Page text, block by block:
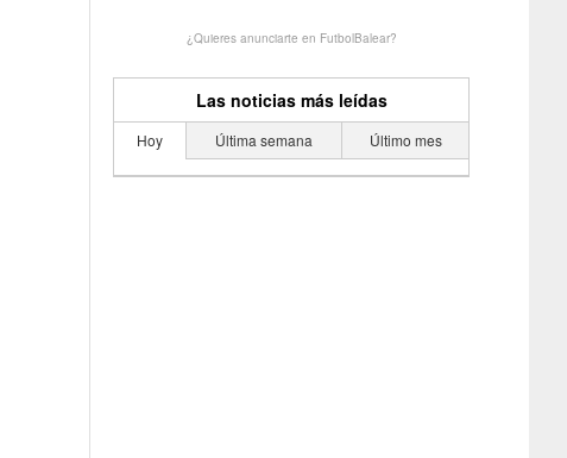
¿Quieres anunciarte en FutbolBalear?
Las noticias más leídas
Hoy Última semana Último mes